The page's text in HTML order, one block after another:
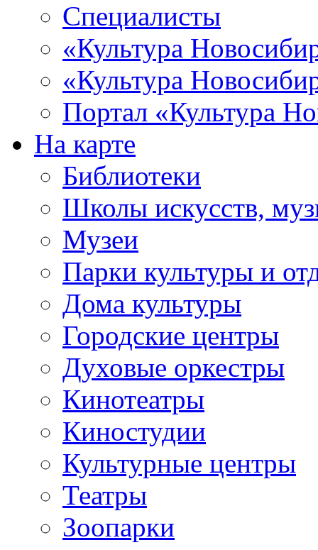
Специалисты
«Культура
«Культура
Портал «Культура
На карте
Библиотеки
Школы искусств,
Музеи
Парки культуры и
Дома культуры
Городские центры
Духовые оркестры
Кинотеатры
Киностудии
Культурные центры
Театры
Зоопарки